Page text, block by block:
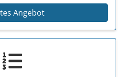
Angebot